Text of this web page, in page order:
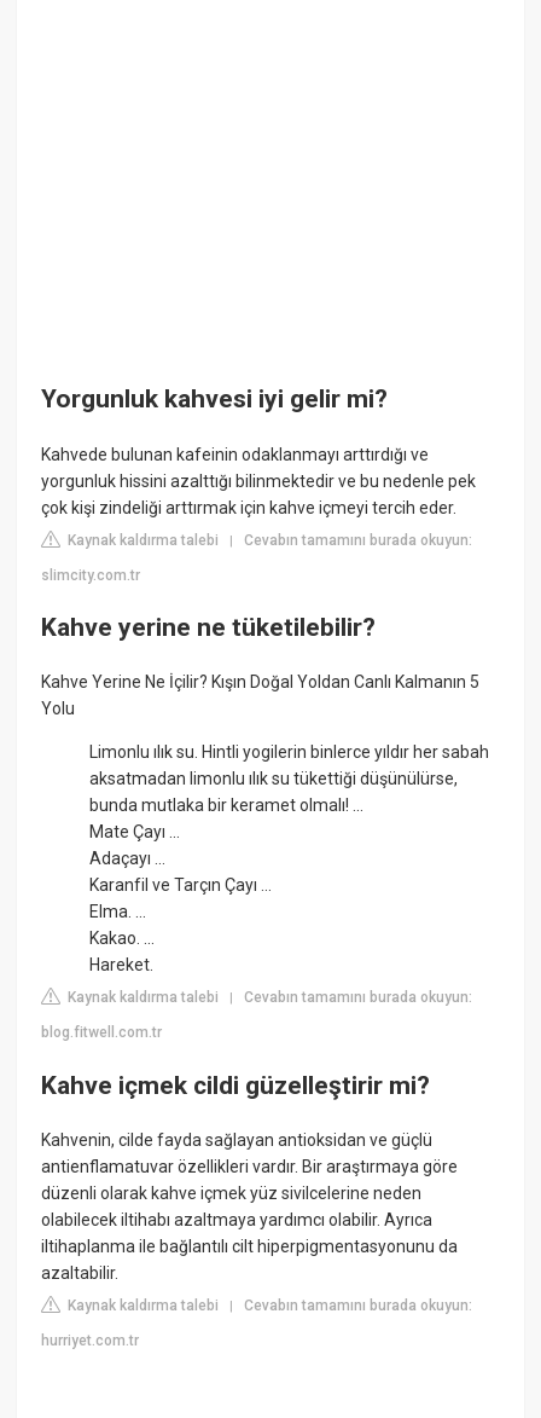
Yorgunluk kahvesi iyi gelir mi?
Kahvede bulunan kafeinin odaklanmayı arttırdığı ve
yorgunluk hissini azalttığı bilinmektedir ve bu nedenle pek
çok kişi zindeliği arttırmak için kahve içmeyi tercih eder.
Kaynak kaldırma talebi |Cevabın tamamını burada okuyun:
slimcity.com.tr
Kahve yerine ne tüketilebilir?
Kahve Yerine Ne İçilir? Kışın Doğal Yoldan Canlı Kalmanın 5
Yolu
Limonlu ılık su. Hintli yogilerin binlerce yıldır her sabah
aksatmadan limonlu ılık su tükettiği düşünülürse,
bunda mutlaka bir keramet olmalı! ...
Mate Çayı ...
Adaçayı ...
Karanfil ve Tarçın Çayı ...
Elma. ...
Kakao. ...
Hareket.
Kaynak kaldırma talebi |Cevabın tamamını burada okuyun:
blog.fitwell.com.tr
Kahve içmek cildi güzelleştirir mi?
Kahvenin, cilde fayda sağlayan antioksidan ve güçlü
antienflamatuvar özellikleri vardır. Bir araştırmaya göre
düzenli olarak kahve içmek yüz sivilcelerine neden
olabilecek iltihabı azaltmaya yardımcı olabilir. Ayrıca
iltihaplanma ile bağlantılı cilt hiperpigmentasyonunu da
azaltabilir.
Kaynak kaldırma talebi |Cevabın tamamını burada okuyun:
hurriyet.com.tr